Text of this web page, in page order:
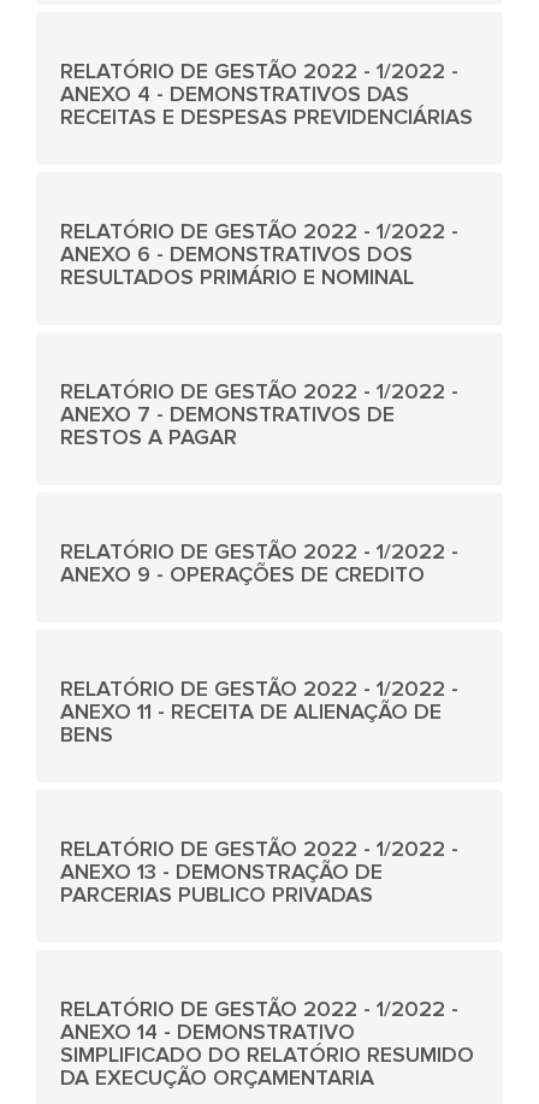
RELATÓRIO DE GESTÃO 2022 - 1/2022 -
ANEXO 4 - DEMONSTRATIVOS DAS
RECEITAS E DESPESAS PREVIDENCIÁRIAS
RELATÓRIO DE GESTÃO 2022 - 1/2022 -
ANEXO 6 - DEMONSTRATIVOS DOS
RESULTADOS PRIMÁRIO E NOMINAL
RELATÓRIO DE GESTÃO 2022 - 1/2022 -
ANEXO 7 - DEMONSTRATIVOS DE
RESTOS A PAGAR
RELATÓRIO DE GESTÃO 2022 - 1/2022 -
ANEXO 9 - OPERAÇÕES DE CREDITO
RELATÓRIO DE GESTÃO 2022 - 1/2022 -
ANEXO 11 - RECEITA DE ALIENAÇÃO DE
BENS
RELATÓRIO DE GESTÃO 2022 - 1/2022 -
ANEXO 13 - DEMONSTRAÇÃO DE
PARCERIAS PUBLICO PRIVADAS
RELATÓRIO DE GESTÃO 2022 - 1/2022 -
ANEXO 14 - DEMONSTRATIVO
SIMPLIFICADO DO RELATÓRIO RESUMIDO
DA EXECUÇÃO ORÇAMENTARIA